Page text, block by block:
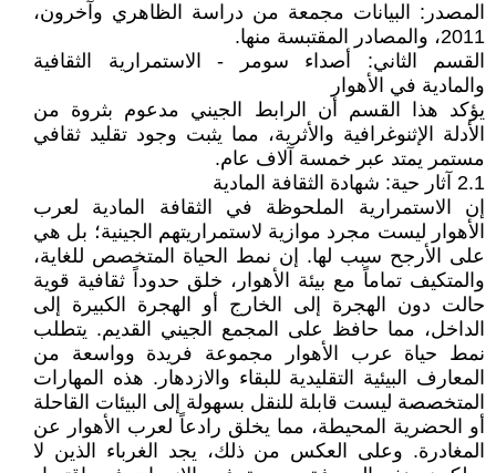
المصدر: البيانات مجمعة من دراسة الظاهري وآخرون،
2011، والمصادر المقتبسة منها.
القسم الثاني: أصداء سومر - الاستمرارية الثقافية
والمادية في الأهوار
يؤكد هذا القسم أن الرابط الجيني مدعوم بثروة من
الأدلة الإثنوغرافية والأثرية، مما يثبت وجود تقليد ثقافي
مستمر يمتد عبر خمسة آلاف عام.
2.1 آثار حية: شهادة الثقافة المادية
إن الاستمرارية الملحوظة في الثقافة المادية لعرب
الأهوار ليست مجرد موازية لاستمراريتهم الجينية؛ بل هي
على الأرجح سبب لها. إن نمط الحياة المتخصص للغاية،
والمتكيف تماماً مع بيئة الأهوار، خلق حدوداً ثقافية قوية
حالت دون الهجرة إلى الخارج أو الهجرة الكبيرة إلى
الداخل، مما حافظ على المجمع الجيني القديم. يتطلب
نمط حياة عرب الأهوار مجموعة فريدة وواسعة من
المعارف البيئية التقليدية للبقاء والازدهار. هذه المهارات
المتخصصة ليست قابلة للنقل بسهولة إلى البيئات القاحلة
أو الحضرية المحيطة، مما يخلق رادعاً لعرب الأهوار عن
المغادرة. وعلى العكس من ذلك، يجد الغرباء الذين لا